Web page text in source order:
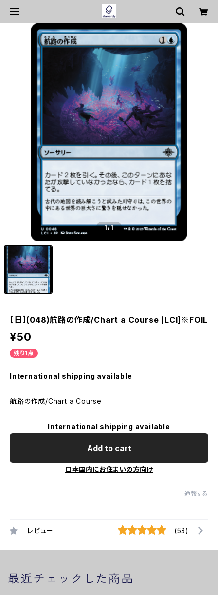
1/1
【日】(048)航路の作成/Chart a Course [LCI]※FOIL
¥50
残り1点
International shipping available
航路の作成/Chart a Course
International shipping available
Add to cart
日本国内にお住まいの方向け
通報する
レビュー (53)
最近チェックした商品